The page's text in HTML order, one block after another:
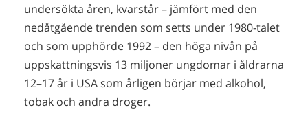
undersökta åren, kvarstår – jämfört med den
nedåtgående trenden som setts under 1980-talet
och som upphörde 1992 – den höga nivån på
uppskattningsvis 13 miljoner ungdomar i åldrarna
12–17 år i USA som årligen börjar med alkohol,
tobak och andra droger.